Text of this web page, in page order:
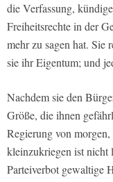
die Verfassung,
Freiheitsrechte in der
mehr zu sagen hat. Sie
sie ihr Eigentum; und
Nachdem sie den
Größe, die ihnen
Regierung von
kleinzukriegen ist nicht
Parteiverbot gewaltige